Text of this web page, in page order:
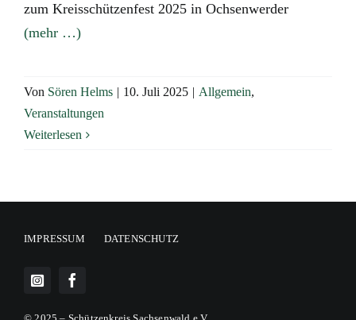
zum Kreisschützenfest 2025 in Ochsenwerder
(mehr …)
Von Sören Helms | 10. Juli 2025 | Allgemein,
Veranstaltungen
Weiterlesen
IMPRESSUM DATENSCHUTZ